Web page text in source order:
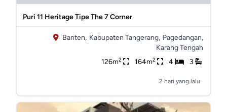
Puri 11 Heritage Tipe The 7 Corner
Banten, Kabupaten Tangerang, Pagedangan,
Karang Tengah
126m2 164m2 4 3
2 hari yang lalu